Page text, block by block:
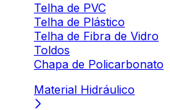
Telha de PVC
Telha de Plástico
Telha de Fibra de Vidro
Toldos
Chapa de Policarbonato
Material Hidráulico